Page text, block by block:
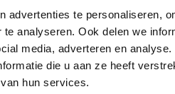
advertenties te personaliseren,
analyseren. Ook delen we
media, adverteren en
die u aan ze heeft
hun services.